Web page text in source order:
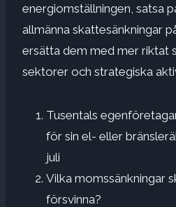
energiomställningen, satsa
allmänna skattesänkningar
ersätta dem med mer riktat
sektorer och strategiska
Tusentals
för sin el- eller
juli
Vilka momssänkningar
försvinna?